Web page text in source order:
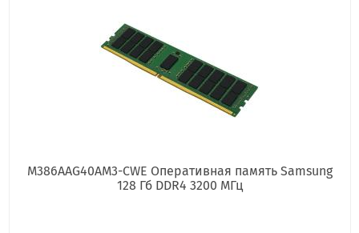
M386AAG40AM3-CWE Оперативная память Samsung
128 Гб DDR4 3200 МГц